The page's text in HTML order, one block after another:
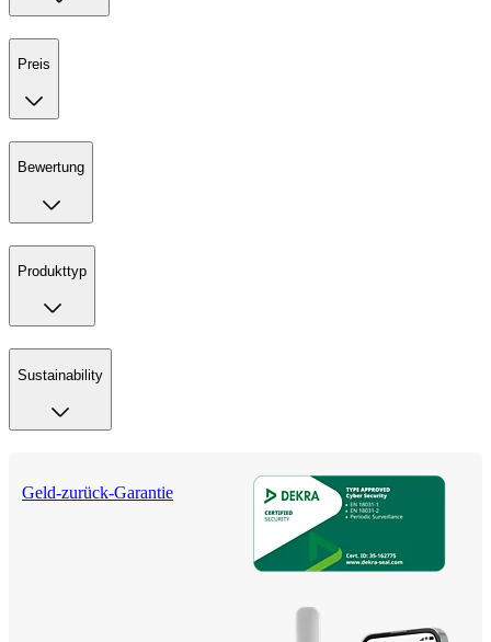
Preis
Bewertung
Produkttyp
Sustainability
Geld-zurück-Garantie